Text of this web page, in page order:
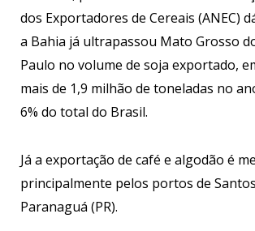
dos Exportadores de Cereais (ANEC)
a Bahia já ultrapassou Mato Grosso
Paulo no volume de soja exportado,
mais de 1,9 milhão de toneladas no
6% do total do Brasil.
Já a exportação de café e algodão é
principalmente pelos portos de
Paranaguá (PR).